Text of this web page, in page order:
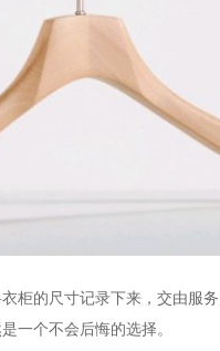
柜的尺寸记录下来，交由服
一个不会后悔的选择。